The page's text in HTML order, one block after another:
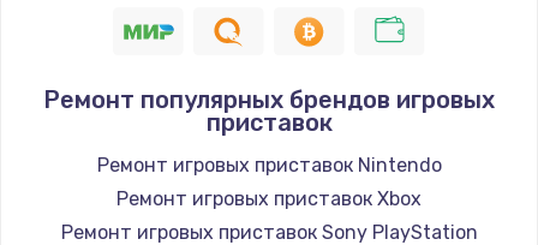
Ремонт популярных брендов игровых
приставок
Ремонт игровых приставок Nintendo
Ремонт игровых приставок Xbox
Ремонт игровых приставок Sony PlayStation